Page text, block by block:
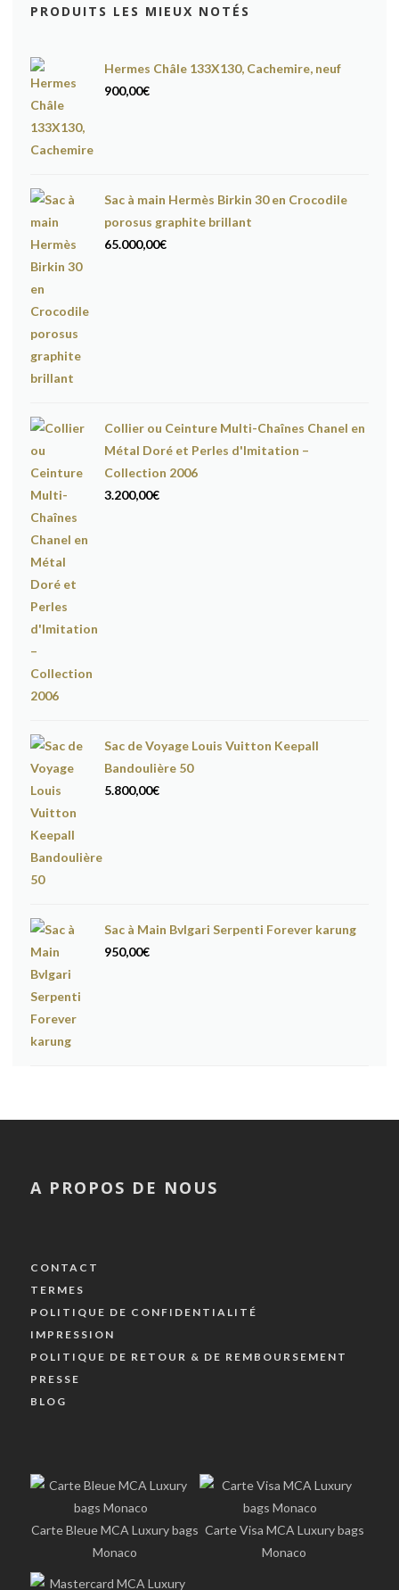
PRODUITS LES MIEUX NOTÉS
Hermes Châle 133X130, Cachemire, neuf
900,00€
Sac à main Hermès Birkin 30 en Crocodile
porosus graphite brillant
65.000,00€
Collier ou Ceinture Multi-Chaînes Chanel en
Métal Doré et Perles d'Imitation –
Collection 2006
3.200,00€
Sac de Voyage Louis Vuitton Keepall
Bandoulière 50
5.800,00€
Sac à Main Bvlgari Serpenti Forever karung
950,00€
A PROPOS DE NOUS
CONTACT
TERMES
POLITIQUE DE CONFIDENTIALITÉ
IMPRESSION
POLITIQUE DE RETOUR & DE REMBOURSEMENT
PRESSE
BLOG
Carte Bleue MCA Luxury bags
Monaco
Carte Visa MCA Luxury bags
Monaco